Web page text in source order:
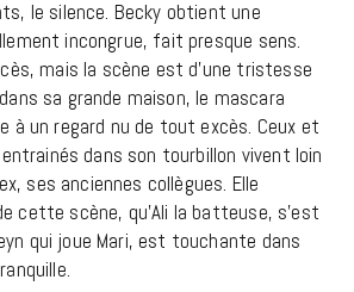
le silence. Becky obtient une
incongrue, fait presque sens.
mais la scène est d’une tristesse
sa grande maison, le mascara
à un regard nu de tout excès. Ceux et
dans son tourbillon vivent loin
ses anciennes collègues. Elle
cette scène, qu’Ali la batteuse, s’est
qui joue Mari, est touchante dans